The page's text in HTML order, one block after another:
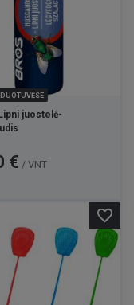
juostelė-
€ / VNT
favorite_border